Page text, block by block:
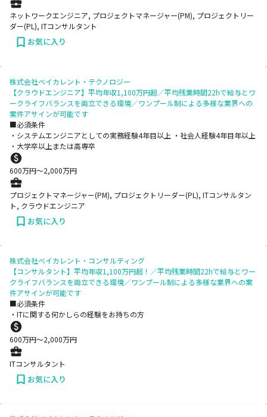
ネットワークエンジニア, プロジェクトマネージャー(PM), プロジェクトリー
ダー(PL), ITコンサルタント
お気に入り
株式会社ベイカレント・テクノロジー
【クラウドエンジニア】平均年収1,100万円超／平均残業時間22hで給与とワ
ークライフバランスを両立できる環境／ワンプール制による多様な業界への
案件アサインが可能です
■必須条件
・システムエンジニアとしての実務経験4年目以上 ・社会人経験4年目年以上
・大学卒以上または高専卒
600万円〜2,000万円
プロジェクトマネージャー(PM), プロジェクトリーダー(PL), ITコンサルタン
ト, クラウドエンジニア
お気に入り
株式会社ベイカレント・コンサルティング
【コンサルタント】平均年収1,100万円超！／平均残業時間22hで給与とワー
クライフバランスを両立できる環境／ワンプール制による多様な業界への案
件アサインが可能です
■必須条件
・ITに関する何かしらの経験をお持ちの方
600万円〜2,000万円
ITコンサルタント
お気に入り